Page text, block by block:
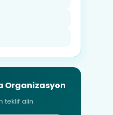
Organizasyon
teklif alin